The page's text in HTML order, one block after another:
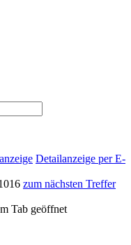
Detailanzeige per E-
zum nächsten Treffer
Tab geöffnet